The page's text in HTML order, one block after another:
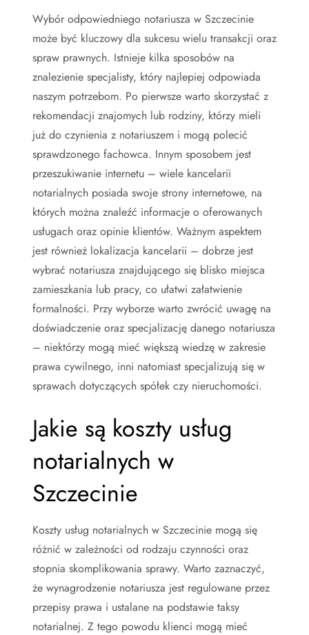
Wybór odpowiedniego notariusza w Szczecinie
może być kluczowy dla sukcesu wielu transakcji oraz
spraw prawnych. Istnieje kilka sposobów na
znalezienie specjalisty, który najlepiej odpowiada
naszym potrzebom. Po pierwsze warto skorzystać z
rekomendacji znajomych lub rodziny, którzy mieli
już do czynienia z notariuszem i mogą polecić
sprawdzonego fachowca. Innym sposobem jest
przeszukiwanie internetu – wiele kancelarii
notarialnych posiada swoje strony internetowe, na
których można znaleźć informacje o oferowanych
usługach oraz opinie klientów. Ważnym aspektem
jest również lokalizacja kancelarii – dobrze jest
wybrać notariusza znajdującego się blisko miejsca
zamieszkania lub pracy, co ułatwi załatwienie
formalności. Przy wyborze warto zwrócić uwagę na
doświadczenie oraz specjalizację danego notariusza
– niektórzy mogą mieć większą wiedzę w zakresie
prawa cywilnego, inni natomiast specjalizują się w
sprawach dotyczących spółek czy nieruchomości.
Jakie są koszty usług
notarialnych w
Szczecinie
Koszty usług notarialnych w Szczecinie mogą się
różnić w zależności od rodzaju czynności oraz
stopnia skomplikowania sprawy. Warto zaznaczyć,
że wynagrodzenie notariusza jest regulowane przez
przepisy prawa i ustalane na podstawie taksy
notarialnej. Z tego powodu klienci mogą mieć